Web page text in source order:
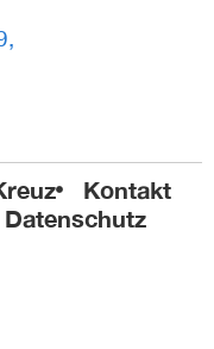
Kontakt
Datenschutz